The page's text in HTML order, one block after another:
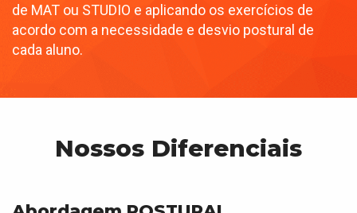
de MAT ou STUDIO e aplicando os exercícios de
acordo com a necessidade e desvio postural de
cada aluno.
Nossos Diferenciais